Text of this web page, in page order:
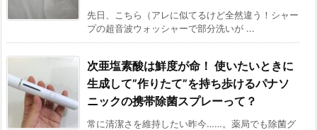
先日、こちら（アレに似てるけど全然違う！シャー
プの超音波ウォッシャーで部分洗いが ...
次亜塩素酸は鮮度が命！ 使いたいときに
生成して”作りたて”を持ち歩けるパナソ
ニックの携帯除菌スプレーって？
常に清潔さを維持したい昨今……。薬局でも除菌グ